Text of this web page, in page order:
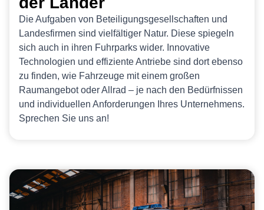
Die Aufgaben von Beteiligungsgesellschaften und
Landesfirmen sind vielfältiger Natur. Diese spiegeln
sich auch in ihren Fuhrparks wider. Innovative
Technologien und effiziente Antriebe sind dort ebenso
zu finden, wie Fahrzeuge mit einem großen
Raumangebot oder Allrad – je nach den Bedürfnissen
und individuellen Anforderungen Ihres Unternehmens.
Sprechen Sie uns an!